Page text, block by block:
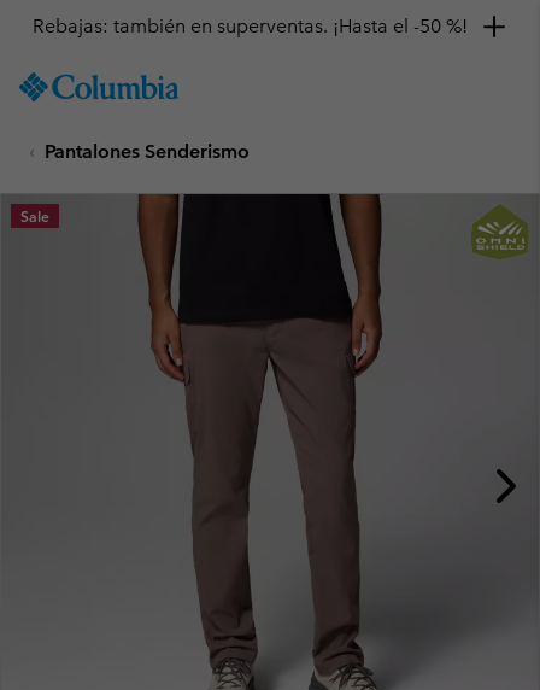
TO
SKIP
MAIN
NAV
Rebajas: también en superventas. ¡Hasta el -50 %!
Pantalones Senderismo
Sale